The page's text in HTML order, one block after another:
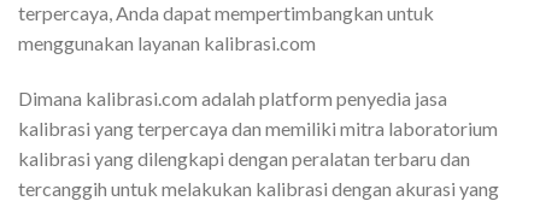
terpercaya, Anda dapat mempertimbangkan untuk
menggunakan layanan kalibrasi.com
Dimana kalibrasi.com adalah platform penyedia jasa
kalibrasi yang terpercaya dan memiliki mitra laboratorium
kalibrasi yang dilengkapi dengan peralatan terbaru dan
tercanggih untuk melakukan kalibrasi dengan akurasi yang